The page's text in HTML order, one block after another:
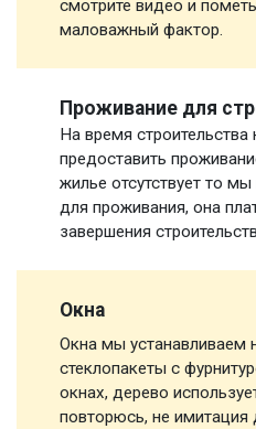
смотрите видео и
маловажный фактор.
Проживание для
На время
предоставить
жилье отсутствует то
для проживания, она
завершения
Окна
Окна мы устанавливаем
стеклопакеты с
окнах, дерево
повторюсь, не имитация